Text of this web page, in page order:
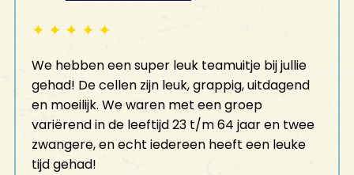
✦ ✦ ✦ ✦ ✦
We hebben een super leuk teamuitje bij jullie
gehad! De cellen zijn leuk, grappig, uitdagend
en moeilijk. We waren met een groep
variërend in de leeftijd 23 t/m 64 jaar en twee
zwangere, en echt iedereen heeft een leuke
tijd gehad!